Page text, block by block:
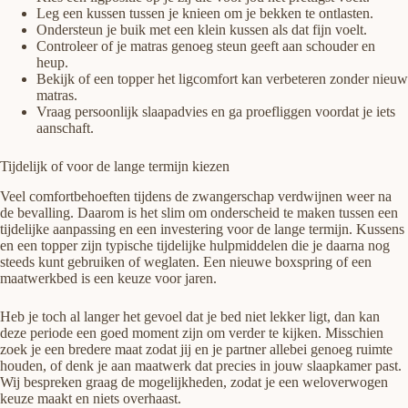
Leg een kussen tussen je knieen om je bekken te ontlasten.
Ondersteun je buik met een klein kussen als dat fijn voelt.
Controleer of je matras genoeg steun geeft aan schouder en
heup.
Bekijk of een topper het ligcomfort kan verbeteren zonder nieuw
matras.
Vraag persoonlijk slaapadvies en ga proefliggen voordat je iets
aanschaft.
Tijdelijk of voor de lange termijn kiezen
Veel comfortbehoeften tijdens de zwangerschap verdwijnen weer na
de bevalling. Daarom is het slim om onderscheid te maken tussen een
tijdelijke aanpassing en een investering voor de lange termijn. Kussens
en een topper zijn typische tijdelijke hulpmiddelen die je daarna nog
steeds kunt gebruiken of weglaten. Een nieuwe boxspring of een
maatwerkbed is een keuze voor jaren.
Heb je toch al langer het gevoel dat je bed niet lekker ligt, dan kan
deze periode een goed moment zijn om verder te kijken. Misschien
zoek je een bredere maat zodat jij en je partner allebei genoeg ruimte
houden, of denk je aan maatwerk dat precies in jouw slaapkamer past.
Wij bespreken graag de mogelijkheden, zodat je een weloverwogen
keuze maakt en niets overhaast.